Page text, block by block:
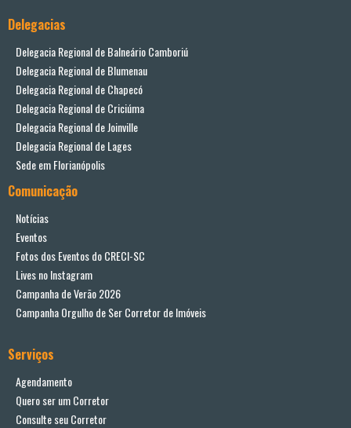
Delegacias
Delegacia Regional de Balneário Camboriú
Delegacia Regional de Blumenau
Delegacia Regional de Chapecó
Delegacia Regional de Criciúma
Delegacia Regional de Joinville
Delegacia Regional de Lages
Sede em Florianópolis
Comunicação
Notícias
Eventos
Fotos dos Eventos do CRECI-SC
Lives no Instagram
Campanha de Verão 2026
Campanha Orgulho de Ser Corretor de Imóveis
Serviços
Agendamento
Quero ser um Corretor
Consulte seu Corretor